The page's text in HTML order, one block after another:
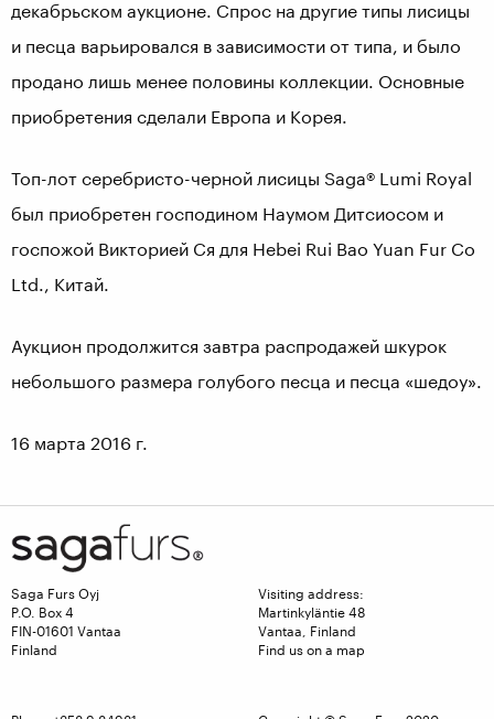
декабрьском аукционе. Спрос на другие типы лисицы
и песца варьировался в зависимости от типа, и было
продано лишь менее половины коллекции. Основные
приобретения сделали Европа и Корея.
Топ-лот серебристо-черной лисицы Saga® Lumi Royal
был приобретен господином Наумом Дитсиосом и
госпожой Викторией Ся для Hebei Rui Bao Yuan Fur Co
Ltd., Китай.
Аукцион продолжится завтра распродажей шкурок
небольшого размера голубого песца и песца «шедоу».
16 марта 2016 г.
Saga Furs Oyj
P.O. Box 4
FIN-01601 Vantaa
Finland
Visiting address:
Martinkyläntie 48
Vantaa, Finland
Find us on a map